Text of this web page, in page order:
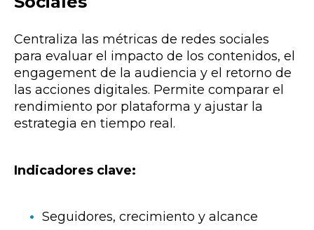
Centraliza las métricas de redes sociales
para evaluar el impacto de los contenidos, el
engagement de la audiencia y el retorno de
las acciones digitales. Permite comparar el
rendimiento por plataforma y ajustar la
estrategia en tiempo real.
Indicadores clave:
Seguidores, crecimiento y alcance